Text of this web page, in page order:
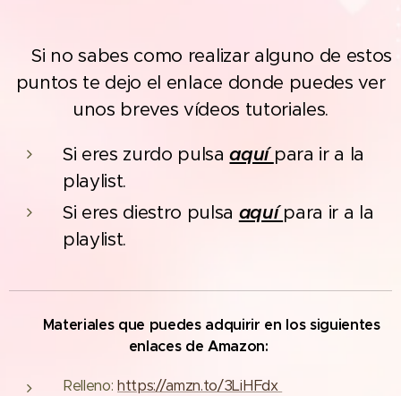
❗Si no sabes como realizar alguno de estos
puntos te dejo el enlace donde puedes ver
unos breves vídeos tutoriales.
Si eres zurdo pulsaaquípara ir a la
playlist.
Si eres diestro pulsa aquípara ir a la
playlist.
Materiales que puedes adquirir en los siguientes
enlaces de Amazon:
Relleno:https://amzn.to/3LiHFdx